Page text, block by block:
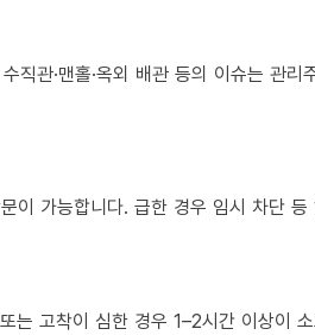
관·맨홀·옥외 배관 등의 이슈는 관
이 가능합니다. 급한 경우 임시 차단
는 고착이 심한 경우 1–2시간 이상이